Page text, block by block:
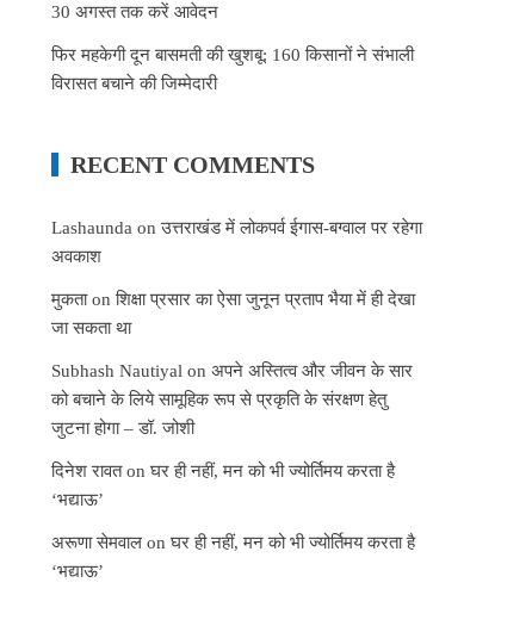
30 अगस्त तक करें आवेदन
फिर महकेगी दून बासमती की खुशबू: 160 किसानों ने संभाली
विरासत बचाने की जिम्मेदारी
RECENT COMMENTS
Lashaunda onउत्तराखंड में लोकपर्व ईगास-बग्वाल पर रहेगा
अवकाश
मुकताonशिक्षा प्रसार का ऐसा जुनून प्रताप भैया में ही देखा
जा सकता था
Subhash Nautiyal onअपने अस्तित्व और जीवन के सार
को बचाने के लिये सामूहिक रूप से प्रकृति के संरक्षण हेतु
जुटना होगा – डॉ. जोशी
दिनेश रावतonघर ही नहीं, मन को भी ज्योर्तिमय करता है
‘भद्याऊ’
अरूणा सेमवाल onघर ही नहीं, मन को भी ज्योर्तिमय करता है
‘भद्याऊ’